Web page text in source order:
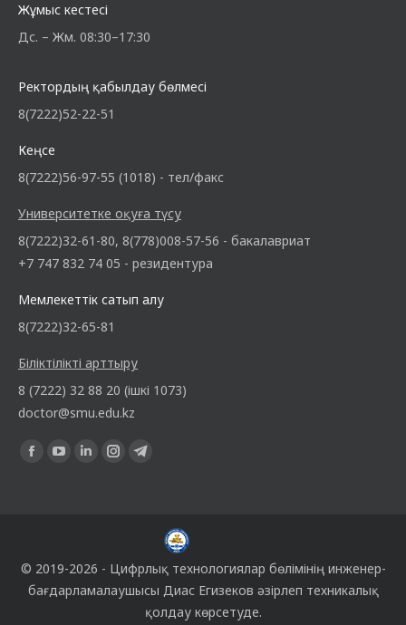
Жұмыс кестесі
Дс. – Жм. 08:30–17:30
Ректордың қабылдау бөлмесі
8(7222)52-22-51
Кеңсе
8(7222)56-97-55 (1018) - тел/факс
Университетке оқуға түсу
8(7222)32-61-80, 8(778)008-57-56 - бакалавриат
+7 747 832 74 05 - резидентура
Мемлекеттік сатып алу
8(7222)32-65-81
Біліктілікті арттыру
8 (7222) 32 88 20 (ішкі 1073)
doctor@smu.edu.kz
Find us on:
© 2019-2026 - Цифрлық технологиялар бөлімініңинженер-
бағдарламалаушысы Диас Егизеков әзірлеп техникалық
қолдау көрсетуде.